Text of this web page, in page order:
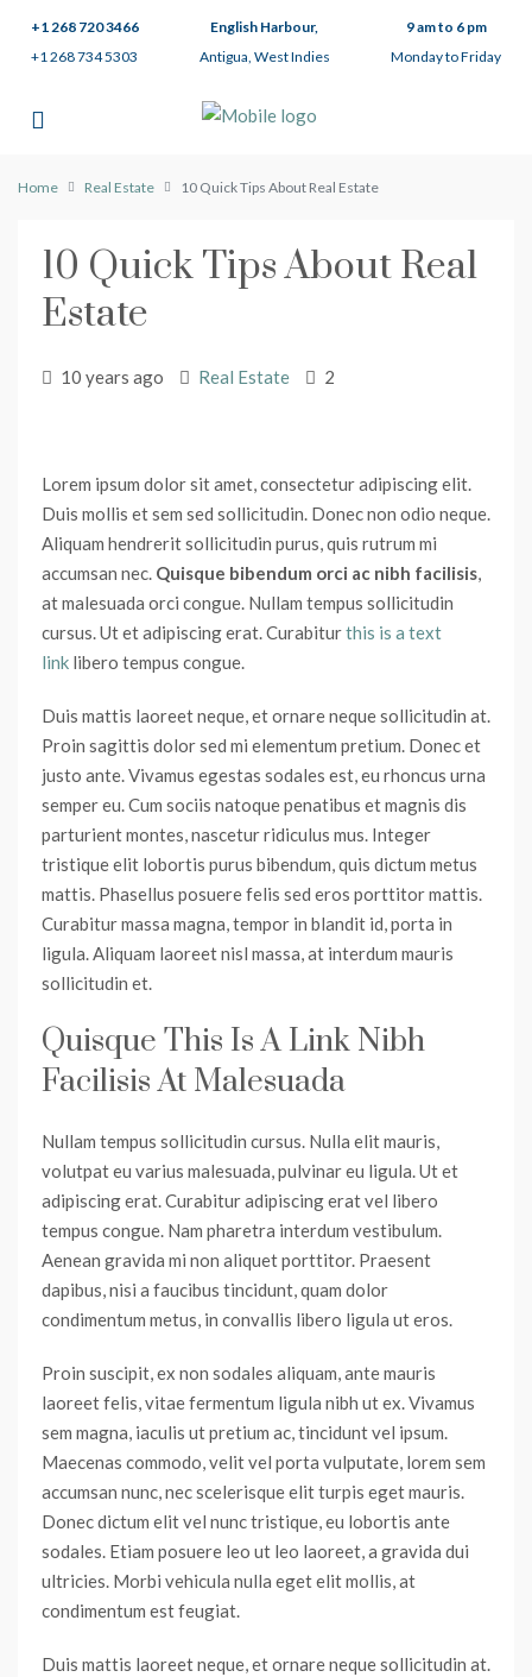
+1 268 720 3466
+1 268 734 5303
English Harbour,
Antigua, West Indies
9 am to 6 pm
Monday to Friday
Home Real Estate 10 Quick Tips About Real Estate
10 Quick Tips About Real
Estate
10 years ago Real Estate 2
Lorem ipsum dolor sit amet, consectetur adipiscing elit.
Duis mollis et sem sed sollicitudin. Donec non odio neque.
Aliquam hendrerit sollicitudin purus, quis rutrum mi
accumsan nec. Quisque bibendum orci ac nibh facilisis,
at malesuada orci congue. Nullam tempus sollicitudin
cursus. Ut et adipiscing erat. Curabiturthis is a text
link libero tempus congue.
Duis mattis laoreet neque, et ornare neque sollicitudin at.
Proin sagittis dolor sed mi elementum pretium. Donec et
justo ante. Vivamus egestas sodales est, eu rhoncus urna
semper eu. Cum sociis natoque penatibus et magnis dis
parturient montes, nascetur ridiculus mus. Integer
tristique elit lobortis purus bibendum, quis dictum metus
mattis. Phasellus posuere felis sed eros porttitor mattis.
Curabitur massa magna, tempor in blandit id, porta in
ligula. Aliquam laoreet nisl massa, at interdum mauris
sollicitudin et.
Quisque This Is A Link Nibh
Facilisis At Malesuada
Nullam tempus sollicitudin cursus. Nulla elit mauris,
volutpat eu varius malesuada, pulvinar eu ligula. Ut et
adipiscing erat. Curabitur adipiscing erat vel libero
tempus congue. Nam pharetra interdum vestibulum.
Aenean gravida mi non aliquet porttitor. Praesent
dapibus, nisi a faucibus tincidunt, quam dolor
condimentum metus, in convallis libero ligula ut eros.
Proin suscipit, ex non sodales aliquam, ante mauris
laoreet felis, vitae fermentum ligula nibh ut ex. Vivamus
sem magna, iaculis ut pretium ac, tincidunt vel ipsum.
Maecenas commodo, velit vel porta vulputate, lorem sem
accumsan nunc, nec scelerisque elit turpis eget mauris.
Donec dictum elit vel nunc tristique, eu lobortis ante
sodales. Etiam posuere leo ut leo laoreet, a gravida dui
ultricies. Morbi vehicula nulla eget elit mollis, at
condimentum est feugiat.
Duis mattis laoreet neque, et ornare neque sollicitudin at.